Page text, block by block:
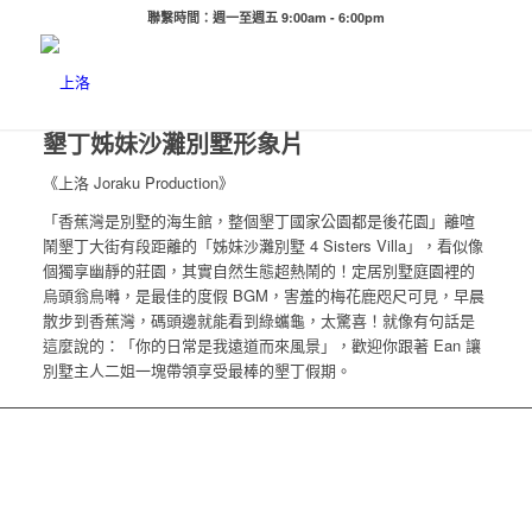
聯繫時間：週一至週五 9:00am - 6:00pm
墾丁姊妹沙灘別墅形象片
《上洛 Joraku Production》
「香蕉灣是別墅的海生館，整個墾丁國家公園都是後花園」離喧
鬧墾丁大街有段距離的「姊妹沙灘別墅 4 Sisters Villa」，看似像
個獨享幽靜的莊園，其實自然生態超熱鬧的！定居別墅庭園裡的
烏頭翁鳥囀，是最佳的度假 BGM，害羞的梅花鹿咫尺可見，早晨
散步到香蕉灣，碼頭邊就能看到綠蠵龜，太驚喜！就像有句話是
這麼說的：「你的日常是我遠道而來風景」，歡迎你跟著 Ean 讓
別墅主人二姐一塊帶領享受最棒的墾丁假期。